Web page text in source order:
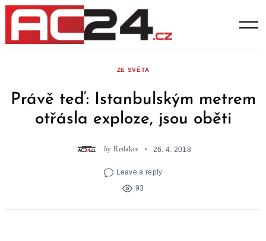
Skip
content
ZE SVĚTA
Právě teď: Istanbulským metrem
otřásla exploze, jsou oběti
by Redakce 26. 4. 2018
Leave a reply
93